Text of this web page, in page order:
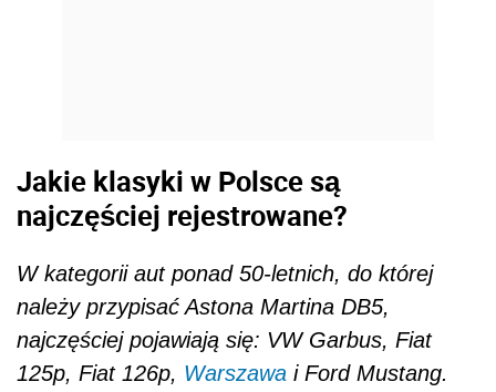
Jakie klasyki w Polsce są
najczęściej rejestrowane?
W kategorii aut ponad 50-letnich, do której
należy przypisać Astona Martina DB5,
najczęściej pojawiają się: VW Garbus, Fiat
125p, Fiat 126p, Warszawa i Ford Mustang.